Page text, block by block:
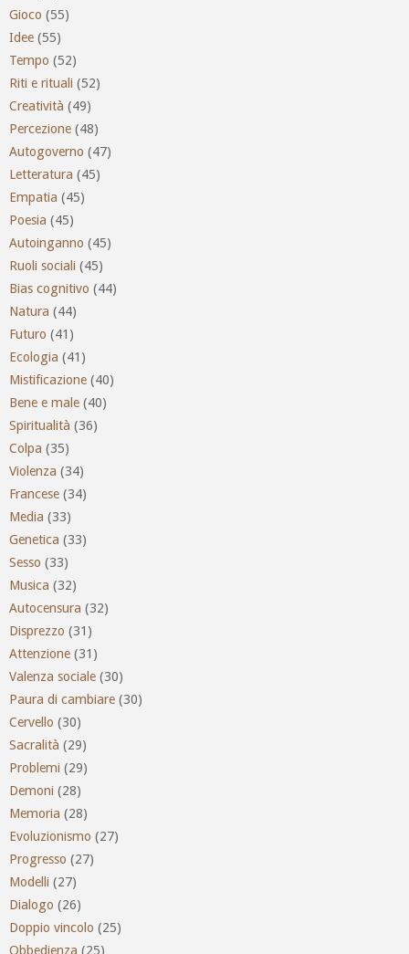
Gioco (55)
Idee (55)
Tempo (52)
Riti e rituali (52)
Creatività (49)
Percezione (48)
Autogoverno (47)
Letteratura (45)
Empatia (45)
Poesia (45)
Autoinganno (45)
Ruoli sociali (45)
Bias cognitivo (44)
Natura (44)
Futuro (41)
Ecologia (41)
Mistificazione (40)
Bene e male (40)
Spiritualità (36)
Colpa (35)
Violenza (34)
Francese (34)
Media (33)
Genetica (33)
Sesso (33)
Musica (32)
Autocensura (32)
Disprezzo (31)
Attenzione (31)
Valenza sociale (30)
Paura di cambiare (30)
Cervello (30)
Sacralità (29)
Problemi (29)
Demoni (28)
Memoria (28)
Evoluzionismo (27)
Progresso (27)
Modelli (27)
Dialogo (26)
Doppio vincolo (25)
Obbedienza (25)